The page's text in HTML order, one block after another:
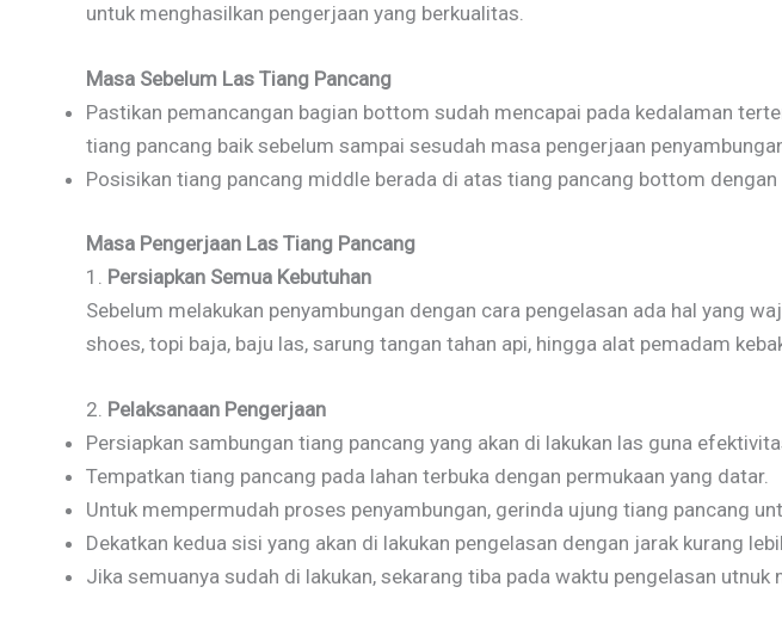
untuk menghasilkan pengerjaan yang berkualitas.
Masa Sebelum Las Tiang Pancang
Pastikan pemancangan bagian bottom sudah mencapai pada kedalaman
tiang pancang baik sebelum sampai sesudah masa pengerjaan
Posisikan tiang pancang middle berada di atas tiang pancang bottom
Masa Pengerjaan Las Tiang Pancang
1. Persiapkan Semua Kebutuhan
Sebelum melakukan penyambungan dengan cara pengelasan ada hal yang
shoes, topi baja, baju las, sarung tangan tahan api, hingga alat pemadam
2. Pelaksanaan Pengerjaan
Persiapkan sambungan tiang pancang yang akan di lakukan las guna
Tempatkan tiang pancang pada lahan terbuka dengan permukaan yang datar.
Untuk mempermudah proses penyambungan, gerinda ujung tiang pancang
Dekatkan kedua sisi yang akan di lakukan pengelasan dengan jarak kurang
Jika semuanya sudah di lakukan, sekarang tiba pada waktu pengelasan utnuk